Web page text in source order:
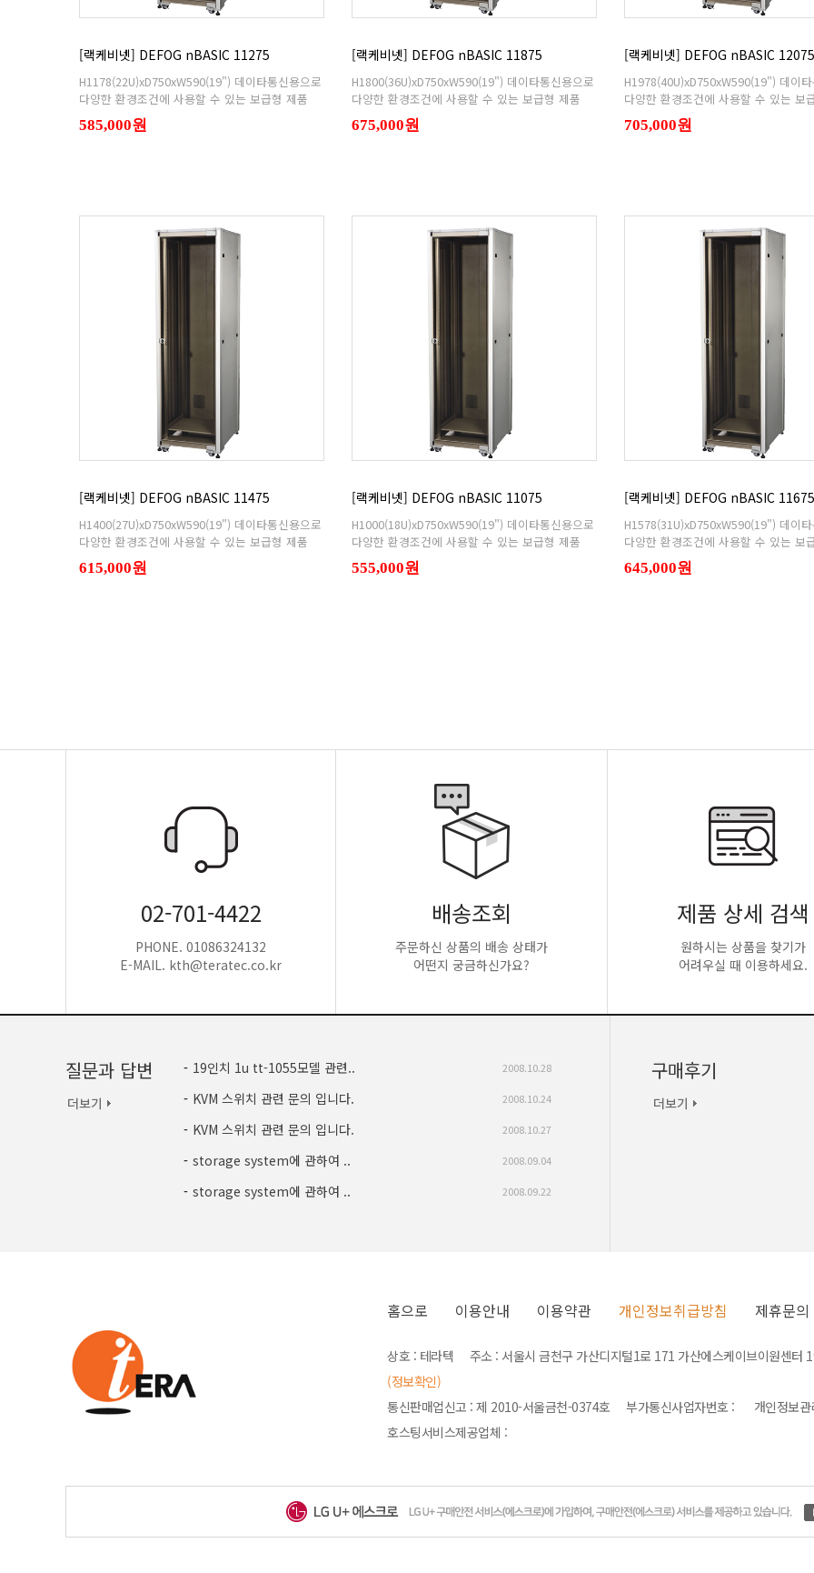
[랙케비넷] DEFOG nBASIC 11275
다양한 환경조건에 사용할 수 있는 보급형 제품
585,000원
[랙케비넷] DEFOG nBASIC 11875
다양한 환경조건에 사용할 수 있는 보급형 제품
675,000원
[랙케비넷] DEFOG nBASIC 12075
다양한 환경조건에 사용할 수 있는 보
705,000원
[랙케비넷] DEFOG nBASIC 11475
다양한 환경조건에 사용할 수 있는 보급형 제품
615,000원
[랙케비넷] DEFOG nBASIC 11075
다양한 환경조건에 사용할 수 있는 보급형 제품
555,000원
[랙케비넷] DEFOG nBASIC 11675
다양한 환경조건에 사용할 수 있는 보
645,000원
02-701-4422
PHONE. 01086324132
E-MAIL. kth@teratec.co.kr
배송조회
주문하신 상품의 배송 상태가
어떤지 궁금하신가요?
제품 상세 검색
원하시는 상품을 찾기가
어려우실 때 이용하세요.
질문과 답변 - 19인치 1u tt-1055모델 관련.. 2008.10.28
- KVM 스위치 관련 문의 입니다. 2008.10.24
- KVM 스위치 관련 문의 입니다. 2008.10.27
- storage system에 관하여 .. 2008.09.04
- storage system에 관하여 .. 2008.09.22
구매후기
홈으로 이용안내 이용약관 개인정보취급방침 제휴문의
상호 : 테라텍 주소 : 서울시 금천구 가산디지털1로 171 가산에스케이브이원
(정보확인)
통신판매업신고 : 제 2010-서울금천-0374호 부가통신사업자번호 : 개인정보관
호스팅서비스제공업체 :